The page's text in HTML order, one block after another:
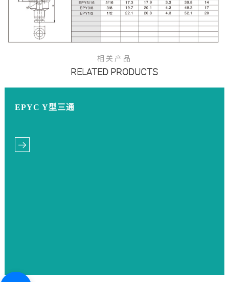
相关产品
RELATED PRODUCTS
EPYC Y型三通